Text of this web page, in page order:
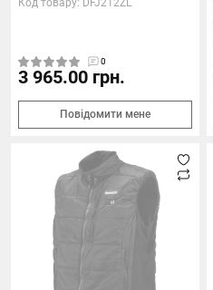
Код товару: DFJ212ZL
0
3 965.00 грн.
Повідомити мене